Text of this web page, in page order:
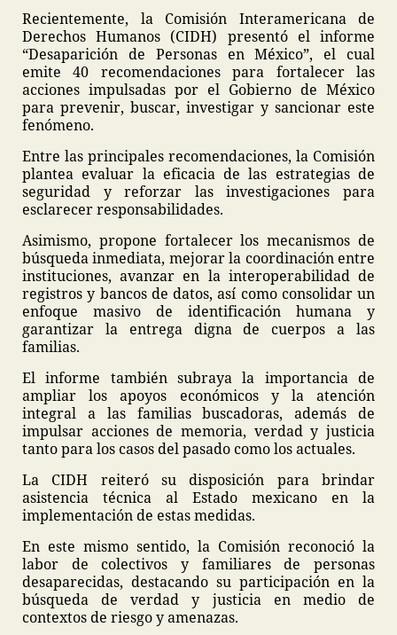
Recientemente, la Comisión Interamericana de
Derechos Humanos (CIDH) presentó el informe
“Desaparición de Personas en México”, el cual
emite 40 recomendaciones para fortalecer las
acciones impulsadas por el Gobierno de México
para prevenir, buscar, investigar y sancionar este
fenómeno.
Entre las principales recomendaciones, la Comisión
plantea evaluar la eficacia de las estrategias de
seguridad y reforzar las investigaciones para
esclarecer responsabilidades.
Asimismo, propone fortalecer los mecanismos de
búsqueda inmediata, mejorar la coordinación entre
instituciones, avanzar en la interoperabilidad de
registros y bancos de datos, así como consolidar un
enfoque masivo de identificación humana y
garantizar la entrega digna de cuerpos a las
familias.
El informe también subraya la importancia de
ampliar los apoyos económicos y la atención
integral a las familias buscadoras, además de
impulsar acciones de memoria, verdad y justicia
tanto para los casos del pasado como los actuales.
La CIDH reiteró su disposición para brindar
asistencia técnica al Estado mexicano en la
implementación de estas medidas.
En este mismo sentido, la Comisión reconoció la
labor de colectivos y familiares de personas
desaparecidas, destacando su participación en la
búsqueda de verdad y justicia en medio de
contextos de riesgo y amenazas.